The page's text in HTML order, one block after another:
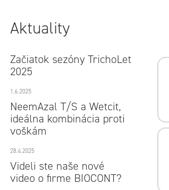
Aktuality
Začiatok sezóny TrichoLet
2025
1.6.2025
NeemAzal T/S a Wetcit,
ideálna kombinácia proti
voškám
28.4.2025
Videli ste naše nové
video o firme BIOCONT?